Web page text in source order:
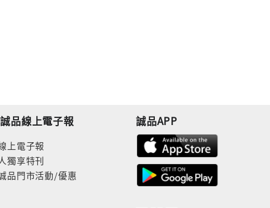
品線上電子報
上電子報
獨享特刊
品門市活動/優惠
誠品APP